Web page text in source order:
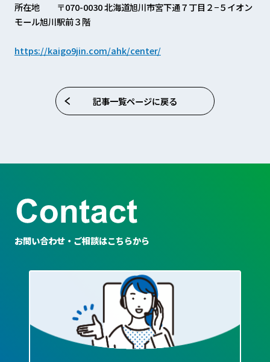
所在地 〒070-0030 北海道旭川市宮下通７丁目２−５イオン
モール旭川駅前３階
https://kaigo9jin.com/ahk/center/
記事一覧ページに戻る
お問い合わせ・ご相談はこちらから